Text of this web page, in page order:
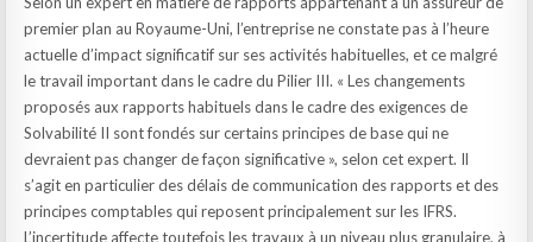
premier plan au Royaume-Uni, l’entreprise ne constate pas à l’heure
actuelle d’impact significatif sur ses activités habituelles, et ce malgré
le travail important dans le cadre du Pilier III. « Les changements
proposés aux rapports habituels dans le cadre des exigences de
Solvabilité II sont fondés sur certains principes de base qui ne
devraient pas changer de façon significative », selon cet expert. Il
s’agit en particulier des délais de communication des rapports et des
principes comptables qui reposent principalement sur les IFRS.
L’incertitude affecte toutefois les travaux à un niveau plus granulaire, à